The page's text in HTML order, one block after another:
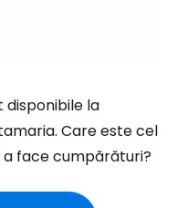
disponibile la
Care este cel
face cumpărături?